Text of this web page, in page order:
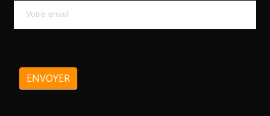
ENVOYER